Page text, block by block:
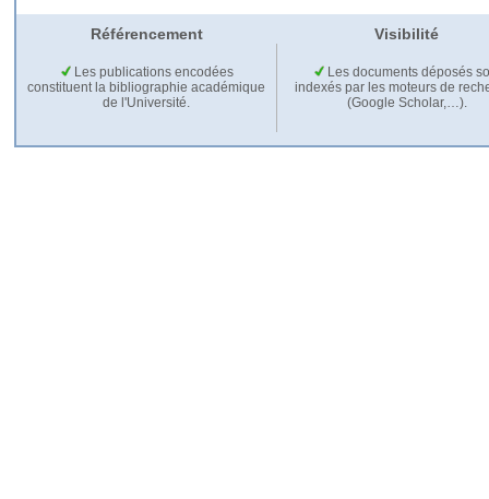
Référencement Visibilité
Les publications encodées
constituent la bibliographie académique
de l'Université.
Les documents déposés
indexés par les moteurs de
(Google Scholar,…).